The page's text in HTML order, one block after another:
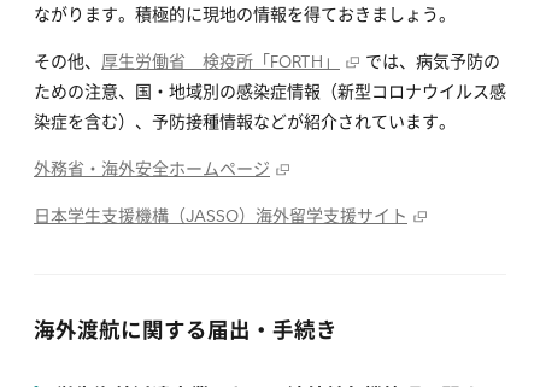
ながります。積極的に現地の情報を得ておきましょう。
その他、 厚生労働省 検疫所「FORTH」
では、病気予防の
ための注意、国・地域別の感染症情報（新型コロナウイルス感
染症を含む）、予防接種情報などが紹介されています。
外務省・海外安全ホームページ
日本学生支援機構（JASSO）海外留学支援サイト
海外渡航に関する届出・手続き